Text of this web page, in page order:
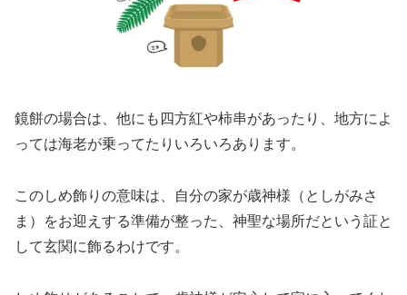
鏡餅の場合は、他にも四方紅や柿串があったり、地方によ
っては海老が乗ってたりいろいろあります。
このしめ飾りの意味は、自分の家が歳神様（としがみさ
ま）をお迎えする準備が整った、神聖な場所だという証と
して玄関に飾るわけです。